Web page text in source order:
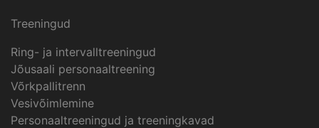
Treeningud
Ring- ja intervalltreeningud
Jõusaali personaaltreening
Võrkpallitrenn
Vesivõimlemine
Personaaltreeningud ja treeningkavad